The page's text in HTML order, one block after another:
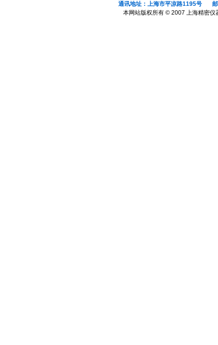
通讯地址：上海市平凉路1195号 邮
本网站版权所有 © 2007 上海精密仪